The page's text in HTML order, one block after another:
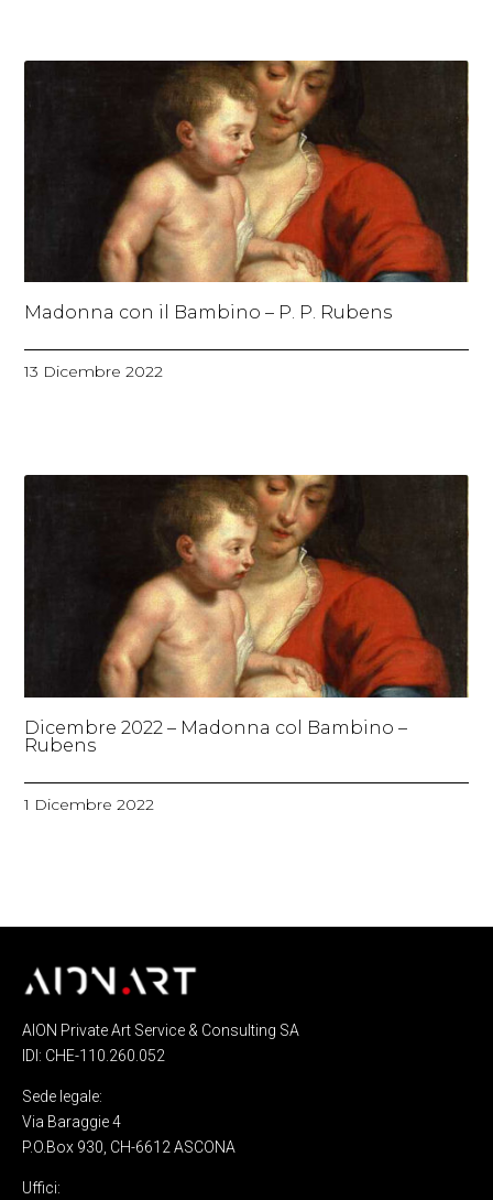
Madonna con il Bambino – P. P. Rubens
13 Dicembre 2022
Dicembre 2022 – Madonna col Bambino –
Rubens
1 Dicembre 2022
AION Private Art Service & Consulting SA
IDI: CHE-110.260.052
Sede legale:
Via Baraggie 4
P.O.Box 930, CH-6612 ASCONA
Uffici: